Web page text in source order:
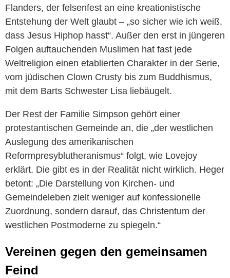
Flanders, der felsenfest an eine kreationistische
Entstehung der Welt glaubt – „so sicher wie ich weiß,
dass Jesus Hiphop hasst“. Außer den erst in jüngeren
Folgen auftauchenden Muslimen hat fast jede
Weltreligion einen etablierten Charakter in der Serie,
vom jüdischen Clown Crusty bis zum Buddhismus,
mit dem Barts Schwester Lisa liebäugelt.
Der Rest der Familie Simpson gehört einer
protestantischen Gemeinde an, die „der westlichen
Auslegung des amerikanischen
Reformpresyblutheranismus“ folgt, wie Lovejoy
erklärt. Die gibt es in der Realität nicht wirklich. Heger
betont: „Die Darstellung von Kirchen- und
Gemeindeleben zielt weniger auf konfessionelle
Zuordnung, sondern darauf, das Christentum der
westlichen Postmoderne zu spiegeln.“
Vereinen gegen den gemeinsamen
Feind